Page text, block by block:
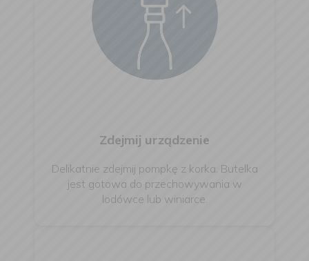
Zdejmij urządzenie
Delikatnie zdejmij pompkę z korka. Butelka
jest gotowa do przechowywania w
lodówce lub winiarce.